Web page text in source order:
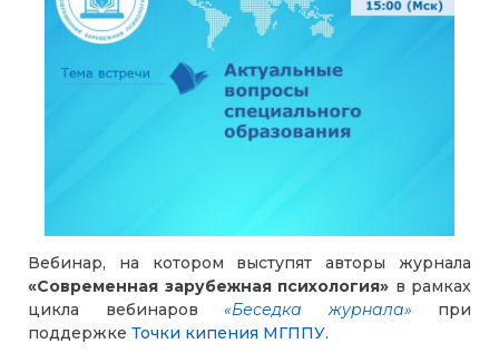
Вебинар, на котором выступят авторы журнала
«Современная зарубежная психология» в рамках
цикла вебинаров «Беседка журнала» при
поддержке Точки кипения МГППУ.